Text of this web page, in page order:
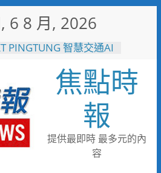
6 8 月, 2026
PINGTUNG 智慧交通AI
以AI開啟城市治理新紀元
遷村穩步推進 安置地道
年啟動配地
匝道52億工程開工 陳
造高雄半導體S廊帶交
先！屏東縣自籌縣款破
「一地多屋」難題 全面
焦點時
報
提供最即時 最多元的內
容